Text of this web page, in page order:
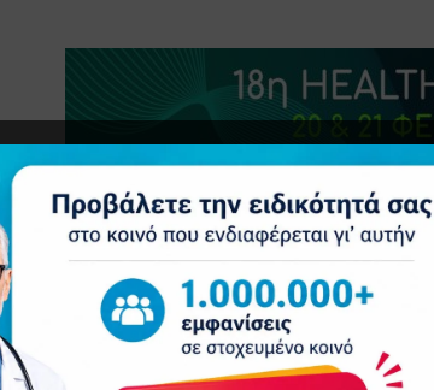
Δελτία Τύπου Προβολή Ιατρού